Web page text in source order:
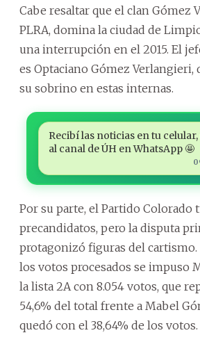
Cabe resaltar que el clan Gómez
PLRA, domina la ciudad de
una interrupción en el 2015. El
es Optaciano Gómez Verlangieri,
su sobrino en estas internas.
Recibí las noticias en tu
al canal de ÚH en WhatsApp 🤩
Por su parte, el Partido Colorado
precandidatos, pero la disputa
protagonizó figuras del cartismo.
los votos procesados se impuso
la lista 2A con 8.054 votos, que
54,6% del total frente a Mabel
quedó con el 38,64% de los votos.